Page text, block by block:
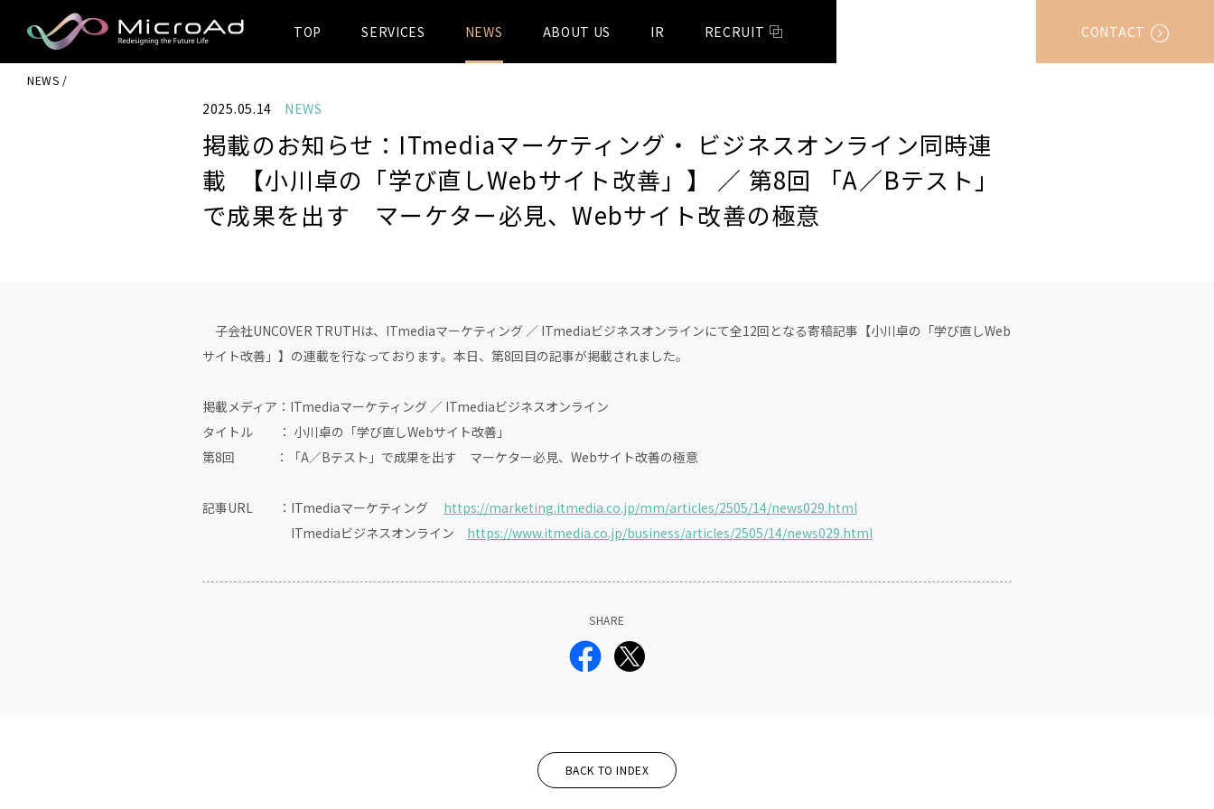
MicroAd -
Redesigning
the Future Life
TOP SERVICES NEWS ABOUT US IR RECRUIT CONTACT
NEWS
2025.05.14 NEWS
掲載のお知らせ：ITmediaマーケティング・ ビジネスオンライン同時連
載 【小川卓の「学び直しWebサイト改善」】 ／ 第8回 「A／Bテスト」
で成果を出す マーケター必見、Webサイト改善の極意
子会社UNCOVER TRUTHは、ITmediaマーケティング ／ ITmediaビジネスオンラインにて全12回となる寄稿記事【小川卓の「学び直しWeb
サイト改善」】の連載を行なっております。本日、第8回目の記事が掲載されました。
掲載メディア：ITmediaマーケティング ／ ITmediaビジネスオンライン
タイトル ： 小川卓の「学び直しWebサイト改善」
第8回 ：「A／Bテスト」で成果を出す マーケター必見、Webサイト改善の極意
記事URL ：ITmediaマーケティング https://marketing.itmedia.co.jp/mm/articles/2505/14/news029.html
ITmediaビジネスオンライン https://www.itmedia.co.jp/business/articles/2505/14/news029.html
SHARE
BACK TO INDEX